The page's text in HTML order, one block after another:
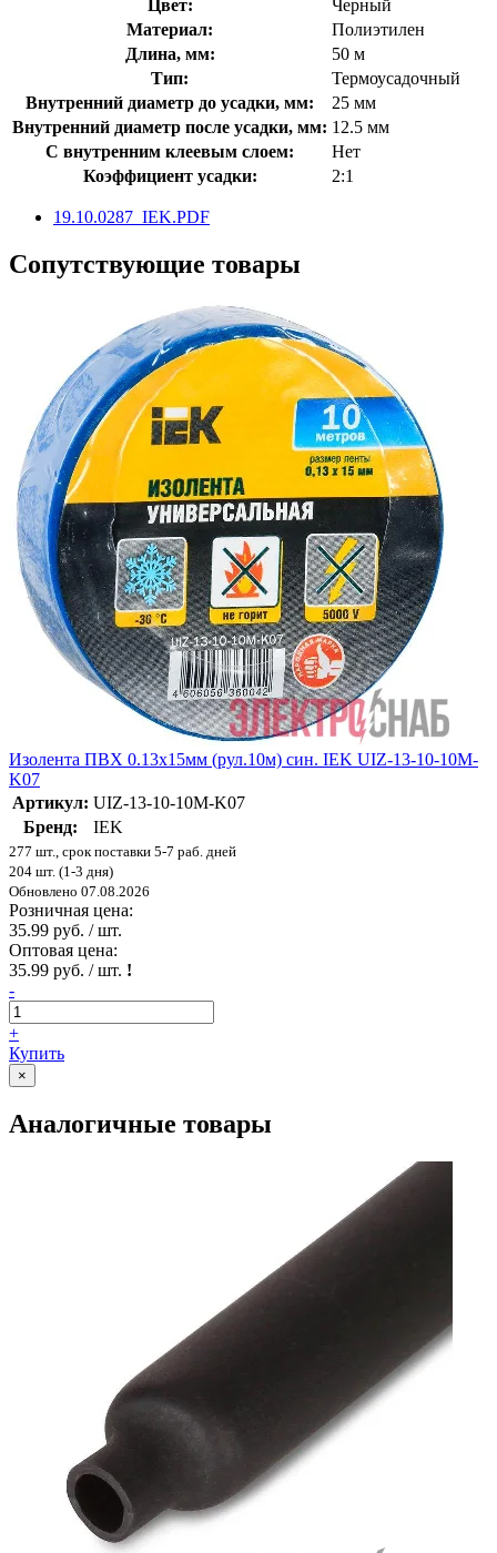
Цвет:
Черный
Материал:
Полиэтилен
Длина, мм:
50 м
Тип:
Термоусадочный
Внутренний диаметр до усадки, мм:
25 мм
Внутренний диаметр после усадки, мм: 12.5 мм
С внутренним клеевым слоем:
Нет
Коэффициент усадки:
2:1
19.10.0287_IEK.PDF
Сопутствующие товары
Изолента ПВХ 0.13х15мм (рул.10м) син. IEK UIZ-13-10-10M-
K07
Артикул: UIZ-13-10-10M-K07
Бренд:
IEK
277 шт., срок поставки 5-7 раб. дней
204 шт. (1-3 дня)
Обновлено 07.08.2026
Розничная цена:
35.99 руб. / шт.
Оптовая цена:
35.99 руб. / шт. !
-
+
Купить
×
Аналогичные товары